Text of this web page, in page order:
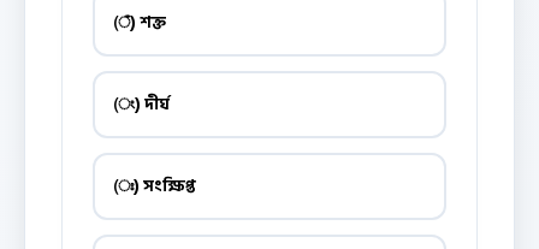
(ঁ) শক্ত
(ং) দীর্ঘ
(ঃ) সংক্ষিপ্ত